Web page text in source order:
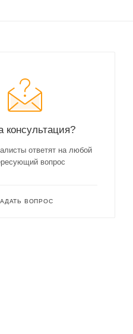
консультация?
ответят на любой
вопрос
ВОПРОС